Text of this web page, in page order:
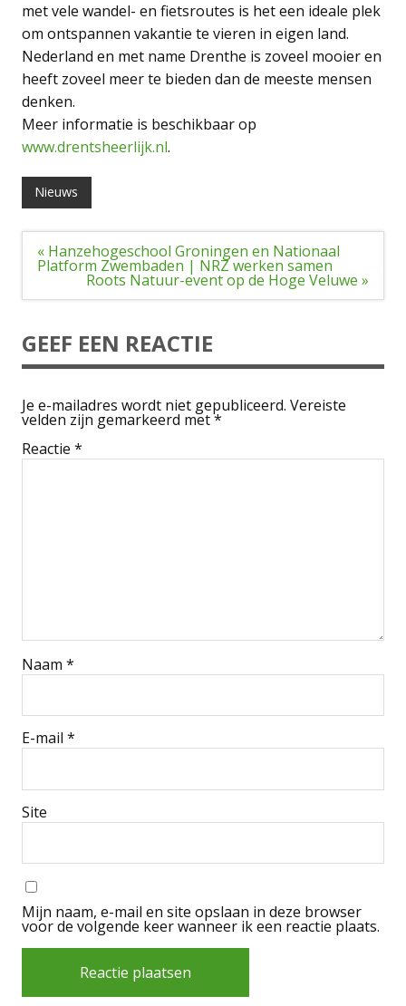
met vele wandel- en fietsroutes is het een ideale plek
om ontspannen vakantie te vieren in eigen land.
Nederland en met name Drenthe is zoveel mooier en
heeft zoveel meer te bieden dan de meeste mensen
denken.
Meer informatie is beschikbaar op
www.drentsheerlijk.nl.
Nieuws
Bericht
navigatie
« Hanzehogeschool Groningen en Nationaal
Platform Zwembaden | NRZ werken samen
Roots Natuur-event op de Hoge Veluwe »
GEEF EEN REACTIE
Je e-mailadres wordt niet gepubliceerd. Vereiste
velden zijn gemarkeerd met*
Reactie *
Naam *
E-mail *
Site
Mijn naam, e-mail en site opslaan in deze browser
voor de volgende keer wanneer ik een reactie plaats.